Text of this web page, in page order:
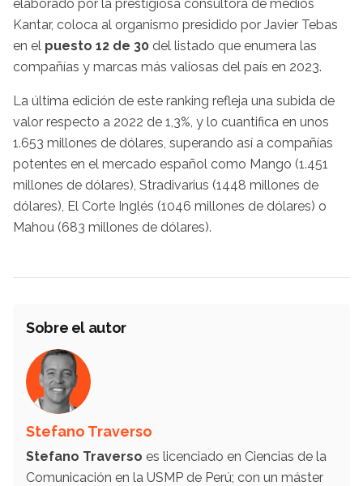
elaborado por la prestigiosa consultora de medios
Kantar, coloca al organismo presidido por Javier Tebas
en el puesto 12 de 30 del listado que enumera las
compañías y marcas más valiosas del país en 2023.
La última edición de este ranking refleja una subida de
valor respecto a 2022 de 1,3%, y lo cuantifica en unos
1.653 millones de dólares, superando así a compañías
potentes en el mercado español como Mango (1.451
millones de dólares), Stradivarius (1448 millones de
dólares), El Corte Inglés (1046 millones de dólares) o
Mahou (683 millones de dólares).
Sobre el autor
Stefano Traverso
Stefano Traverso es licenciado en Ciencias de la
Comunicación en la USMP de Perú; con un máster